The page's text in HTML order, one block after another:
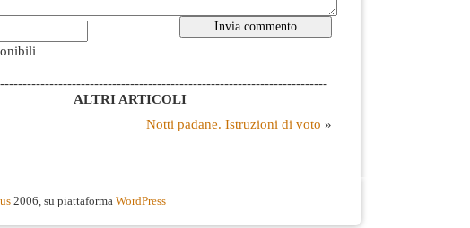
ALTRI ARTICOLI
Notti padane. Istruzioni di voto »
2006, su piattaforma WordPress